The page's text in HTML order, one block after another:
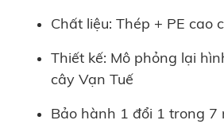
Chất liệu: Thép + PE cao
Thiết kế: Mô phỏng lại
cây Vạn Tuế
Bảo hành 1 đổi 1 trong 7